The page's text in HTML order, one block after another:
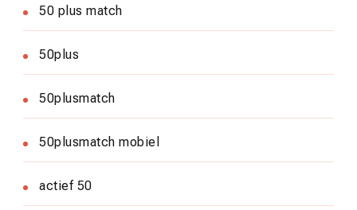
50 plus match
50plus
50plusmatch
50plusmatch mobiel
actief 50